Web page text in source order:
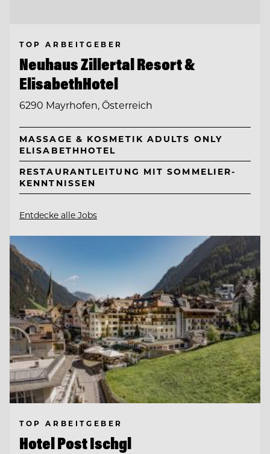
TOP ARBEITGEBER
Neuhaus Zillertal Resort &
ElisabethHotel
6290 Mayrhofen, Österreich
MASSAGE & KOSMETIK ADULTS ONLY
ELISABETHHOTEL
RESTAURANTLEITUNG MIT SOMMELIER-
KENNTNISSEN
Entdecke alle Jobs
TOP ARBEITGEBER
Hotel Post Ischgl